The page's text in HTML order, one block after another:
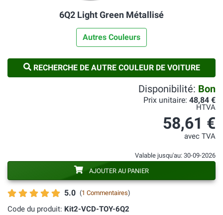
6Q2 Light Green Métallisé
Autres Couleurs
RECHERCHE DE AUTRE COULEUR DE VOITURE
5.0 (1 Commentaires)
Code du produit: Kit2-VCD-TOY-6Q2
Disponibilité: Bon
Prix unitaire: 48,84 €
HTVA
58,61 €
avec TVA
Valable jusqu'au: 30-09-2026
AJOUTER AU PANIER